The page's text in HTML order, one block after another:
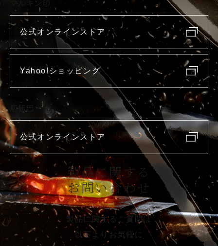
マルキン印
公式オンラインストア
Yahoo!ショッピング
庖斬巴
公式オンラインストア
製品に関する
お問い合わせ
製品に関するご質問は
以下よりお気軽に